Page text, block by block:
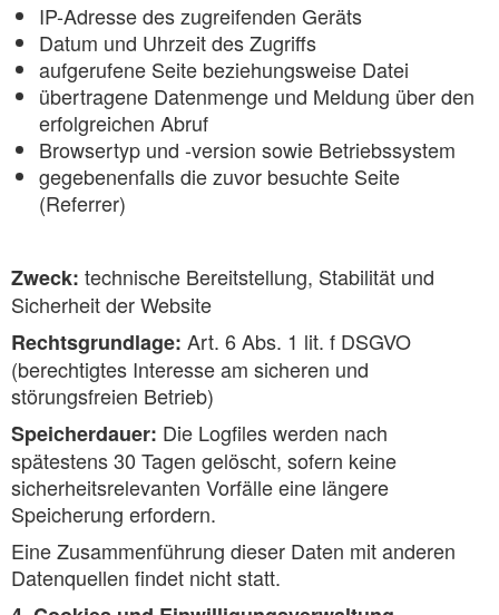
IP-Adresse des zugreifenden Geräts
Datum und Uhrzeit des Zugriffs
aufgerufene Seite beziehungsweise Datei
übertragene Datenmenge und Meldung über den
erfolgreichen Abruf
Browsertyp und -version sowie Betriebssystem
gegebenenfalls die zuvor besuchte Seite
(Referrer)
Zweck: technische Bereitstellung, Stabilität und
Sicherheit der Website
Rechtsgrundlage: Art. 6 Abs. 1 lit. f DSGVO
(berechtigtes Interesse am sicheren und
störungsfreien Betrieb)
Speicherdauer: Die Logfiles werden nach
spätestens 30 Tagen gelöscht, sofern keine
sicherheitsrelevanten Vorfälle eine längere
Speicherung erfordern.
Eine Zusammenführung dieser Daten mit anderen
Datenquellen findet nicht statt.